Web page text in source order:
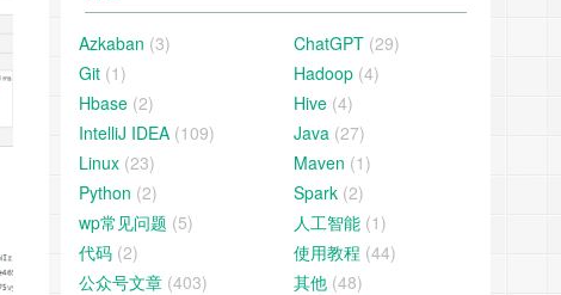
Azkaban (3) ChatGPT (29)
Git (1) Hadoop (4)
Hbase (2) Hive (4)
IntelliJ IDEA (109) Java (27)
Linux (23) Maven (1)
Python (2) Spark (2)
wp常见问题 (5) 人工智能 (1)
代码 (2) 使用教程 (44)
公众号文章 (403) 其他 (48)